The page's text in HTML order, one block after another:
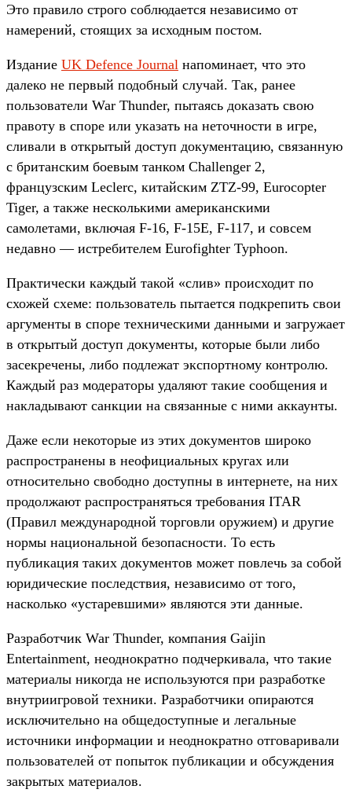
Это правило строго соблюдается независимо от
намерений, стоящих за исходным постом.
Издание UK Defence Journal напоминает, что это
далеко не первый подобный случай. Так, ранее
пользователи War Thunder, пытаясь доказать свою
правоту в споре или указать на неточности в игре,
сливали в открытый доступ документацию, связанную
с британским боевым танком Challenger 2,
французским Leclerc, китайским ZTZ-99, Eurocopter
Tiger, а также несколькими американскими
самолетами, включая F-16, F-15E, F-117, и совсем
недавно — истребителем Eurofighter Typhoon.
Практически каждый такой «слив» происходит по
схожей схеме: пользователь пытается подкрепить свои
аргументы в споре техническими данными и загружает
в открытый доступ документы, которые были либо
засекречены, либо подлежат экспортному контролю.
Каждый раз модераторы удаляют такие сообщения и
накладывают санкции на связанные с ними аккаунты.
Даже если некоторые из этих документов широко
распространены в неофициальных кругах или
относительно свободно доступны в интернете, на них
продолжают распространяться требования ITAR
(Правил международной торговли оружием) и другие
нормы национальной безопасности. То есть
публикация таких документов может повлечь за собой
юридические последствия, независимо от того,
насколько «устаревшими» являются эти данные.
Разработчик War Thunder, компания Gaijin
Entertainment, неоднократно подчеркивала, что такие
материалы никогда не используются при разработке
внутриигровой техники. Разработчики опираются
исключительно на общедоступные и легальные
источники информации и неоднократно отговаривали
пользователей от попыток публикации и обсуждения
закрытых материалов.